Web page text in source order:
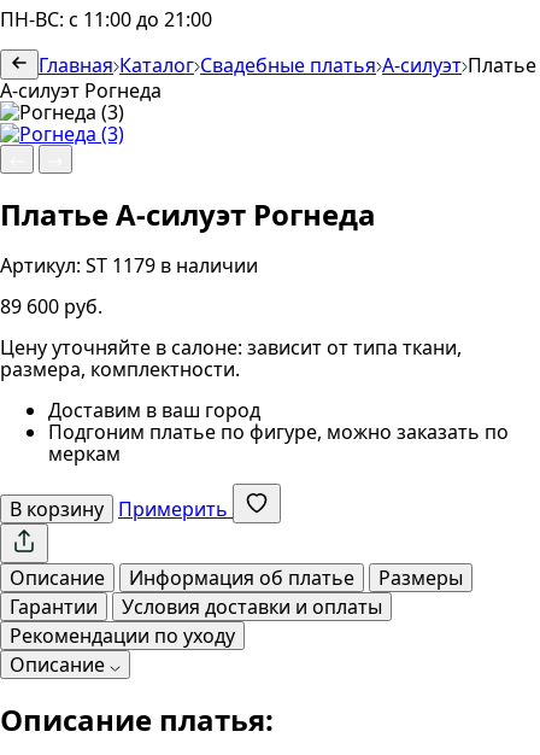
ПН-ВС: с 11:00 до 21:00
Главная Каталог Свадебные платья А-силуэт Платье
А-силуэт Рогнеда
Платье А-силуэт Рогнеда
Артикул: ST 1179 в наличии
89 600 руб.
Цену уточняйте в салоне: зависит от типа ткани,
размера, комплектности.
Доставим в ваш город
Подгоним платье по фигуре, можно заказать по
меркам
В корзину Примерить
Описание Информация об платье
Размеры
Гарантии
Условия доставки и оплаты
Рекомендации по уходу
Описание
Описание платья: